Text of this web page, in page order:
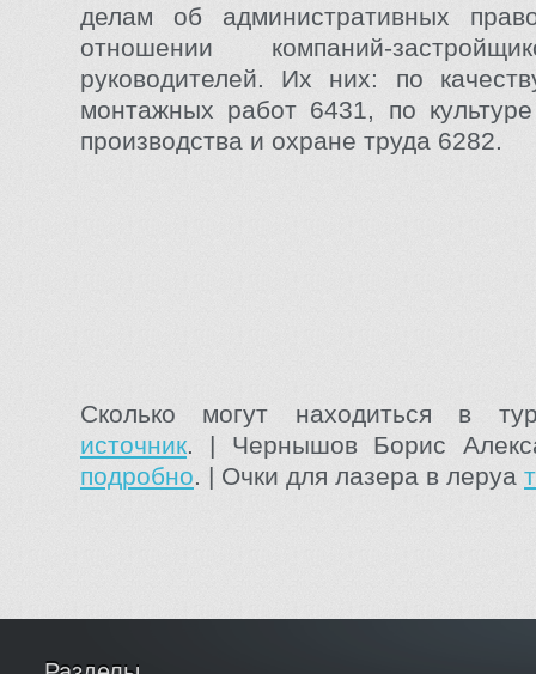
делам об административных
отношении компаний-
руководителей. Их них: по
монтажных работ 6431, по культуре
производства и охране труда 6282.
Сколько могут находиться в
источник. | Чернышов Борис
подробно. | Очки для лазера в леруа